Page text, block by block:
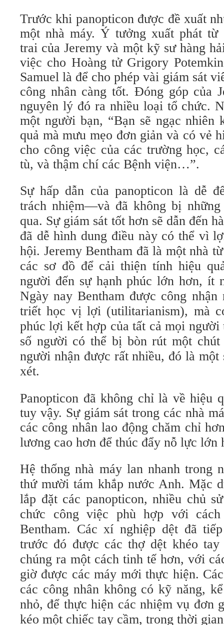
Trước khi panopticon được đề xuất
một nhà máy. Ý tưởng xuất phát từ
trai của Jeremy và một kỹ sư hàng
việc cho Hoàng tử Grigory
Samuel là để cho phép vài giám sát
công nhân càng tốt. Đóng góp của
nguyên lý đó ra nhiều loại tổ chức.
một người bạn, “Bạn sẽ ngạc nhiên
quả mà mưu mẹo đơn giản và có vẻ
cho công việc của các trường học,
tù, và thậm chí các Bệnh viện…”.
Sự hấp dẫn của panopticon là dễ
trách nhiệm—và đã không bị
qua. Sự giám sát tốt hơn sẽ dẫn đến
đã dễ hình dung điều này có thể vì
hội. Jeremy Bentham đã là một nhà
các sơ đồ để cải thiện tính hiệu
người đến sự hạnh phúc lớn hơn, ít
Ngày nay Bentham được công nhận
triết học vị lợi (utilitarianism), mà
phúc lợi kết hợp của tất cả mọi
số người có thể bị bòn rút một
người nhận được rất nhiều, đó là một
xét.
Panopticon đã không chỉ là về hiệu
tuy vậy. Sự giám sát trong các nhà
các công nhânlao động chăm chỉ
lương cao hơn để thúc đẩy nỗ lực lớn
Hệ thống nhà máy lan nhanh trong
thứ mười tám khắp nước Anh. Mặc
lắp đặt các panopticon, nhiều chủ
chức công việc phù hợp với
Bentham. Các xí nghiệp dệt đã
trước đó được các thợ dệt khéo
chúng ra một cách tinh tế hơn, với
giờ được các máy mới thực hiện.
các công nhân không có kỹ năng,
nhỏ, để thực hiện các nhiệm vụ đơn
kéo một chiếc tay cầm, trong thời